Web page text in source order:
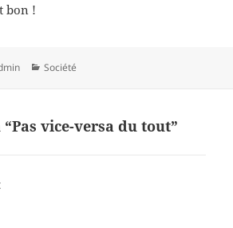
bon !
Categories
Société
vice-versa du tout”